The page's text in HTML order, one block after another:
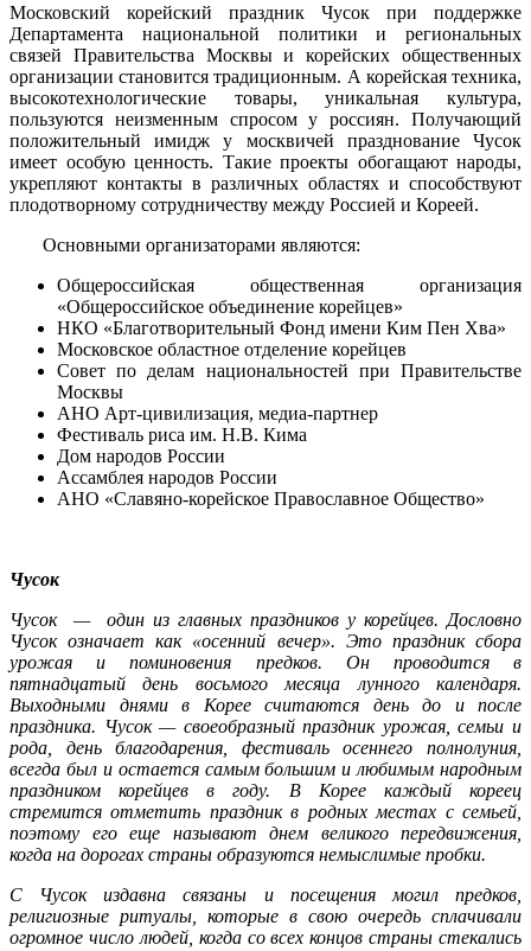
Московский корейский праздник Чусок при поддержке
Департамента национальной политики и региональных
связей Правительства Москвы и корейских общественных
организации становится традиционным. А корейская техника,
высокотехнологические товары, уникальная культура,
пользуются неизменным спросом у россиян. Получающий
положительный имидж у москвичей празднование Чусок
имеет особую ценность. Такие проекты обогащают народы,
укрепляют контакты в различных областях и способствуют
плодотворному сотрудничеству между Россией и Кореей.
Основными организаторами являются:
Общероссийская общественная организация
«Общероссийское объединение корейцев»
НКО «Благотворительный Фонд имени Ким Пен Хва»
Московское областное отделение корейцев
Совет по делам национальностей при Правительстве
Москвы
АНО Арт-цивилизация, медиа-партнер
Фестиваль риса им. Н.В. Кима
Дом народов России
Ассамблея народов России
АНО «Славяно-корейское Православное Общество»
Чусок
Чусок — один из главных праздников у корейцев. Дословно
Чусок означает как «осенний вечер». Это праздник сбора
урожая и поминовения предков. Он проводится в
пятнадцатый день восьмого месяца лунного календаря.
Выходными днями в Корее считаются день до и после
праздника. Чусок — своеобразный праздник урожая, семьи и
рода, день благодарения, фестиваль осеннего полнолуния,
всегда был и остается самым большим и любимым народным
праздником корейцев в году. В Корее каждый кореец
стремится отметить праздник в родных местах с семьей,
поэтому его еще называют днем великого передвижения,
когда на дорогах страны образуются немыслимые пробки.
С Чусок издавна связаны и посещения могил предков,
религиозные ритуалы, которые в свою очередь сплачивали
огромное число людей, когда со всех концов страны стекались